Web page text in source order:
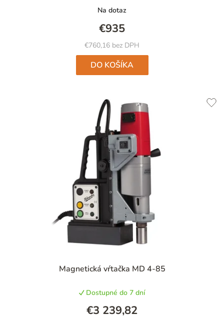
Na dotaz
€760,16 bez DPH
€935
DO KOŠÍKA
Magnetická vŕtačka MD 4-85
Dostupné do 7 dní
€3 239,82